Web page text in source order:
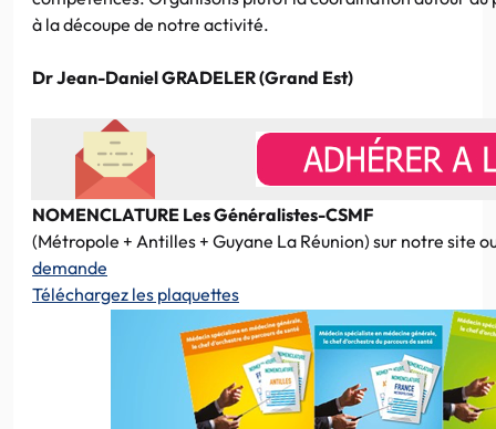
à la découpe de notre activité.
Dr Jean-Daniel GRADELER (Grand Est)
NOMENCLATURE Les Généralistes-CSMF
(Métropole + Antilles + Guyane La Réunion) sur notre site
demande
Téléchargez les plaquettes